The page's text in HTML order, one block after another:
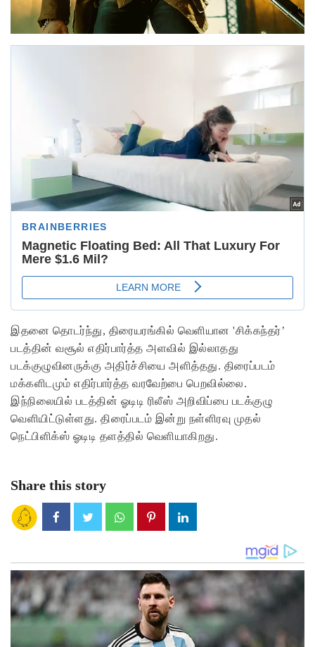
இதனை தொடர்ந்து, திரையரங்கில் வெளியான 'சிக்கந்தர்’
படத்தின் வசூல் எதிர்பார்த்த அளவில் இல்லாதது
படக்குழுவினருக்கு அதிர்ச்சியை அளித்தது. திரைப்படம்
மக்களிடமும் எதிர்பார்த்த வரவேற்பை பெறவில்லை.
இந்நிலையில் படத்தின் ஓடிடி ரிலீஸ் அறிவிப்பை படக்குழு
வெளியிட்டுள்ளது. திரைப்படம் இன்று நள்ளிரவு முதல்
நெட்பிளிக்ஸ் ஓடிடி தளத்தில் வெளியாகிறது.
Share this story